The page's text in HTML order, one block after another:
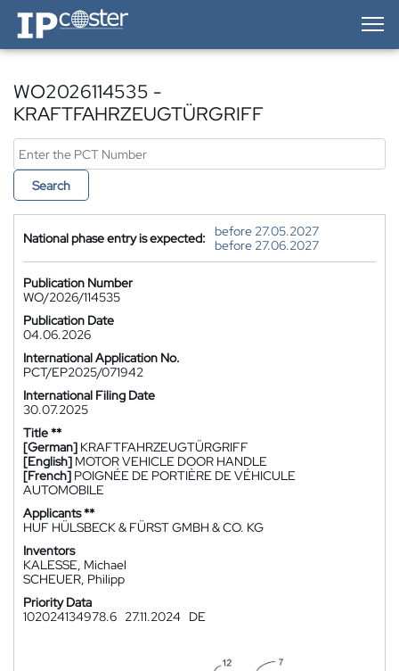
IP-Coster — Home
WO2026114535 -
KRAFTFAHRZEUGTÜRGRIFF
Search
National phase entry is expected:
before 27.05.2027
before 27.06.2027
Publication Number
WO/2026/114535
Publication Date
04.06.2026
International Application No.
PCT/EP2025/071942
International Filing Date
30.07.2025
Title **
[German] KRAFTFAHRZEUGTÜRGRIFF
[English] MOTOR VEHICLE DOOR HANDLE
[French] POIGNÉE DE PORTIÈRE DE VÉHICULE
AUTOMOBILE
Applicants **
HUF HÜLSBECK & FÜRST GMBH & CO. KG
Inventors
KALESSE, Michael
SCHEUER, Philipp
Priority Data
102024134978.6 27.11.2024 DE